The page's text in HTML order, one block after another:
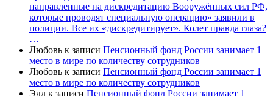
направленные на дискредитацию Вооружённых сил РФ,
которые проводят специальную операцию» заявили в
полиции. Все их «дискредитирует». Колет правда глаза?
…
Любовь к записи Пенсионный фонд России занимает 1
место в мире по количеству сотрудников
Любовь к записи Пенсионный фонд России занимает 1
место в мире по количеству сотрудников
Эдд к записи Пенсионный фонд России занимает 1